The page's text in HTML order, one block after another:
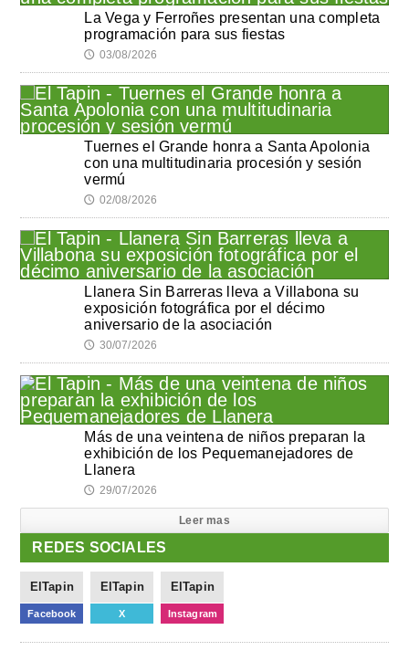
La Vega y Ferroñes presentan una completa
programación para sus fiestas
🕔 03/08/2026
Tuernes el Grande honra a Santa Apolonia
con una multitudinaria procesión y sesión
vermú
🕔 02/08/2026
Llanera Sin Barreras lleva a Villabona su
exposición fotográfica por el décimo
aniversario de la asociación
🕔 30/07/2026
Más de una veintena de niños preparan la
exhibición de los Pequemanejadores de
Llanera
🕔 29/07/2026
Leer mas
REDES SOCIALES
ElTapin
Facebook
ElTapin
X
ElTapin
Instagram